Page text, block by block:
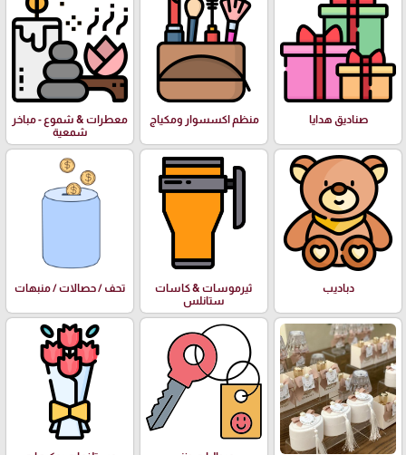
صناديق هدايا منظم اكسسوار ومكياج
معطرات & شموع - مباخر
شمعية
دباديب
ثيرموسات & كاسات
ستانلس
تحف / حصالات / منبهات